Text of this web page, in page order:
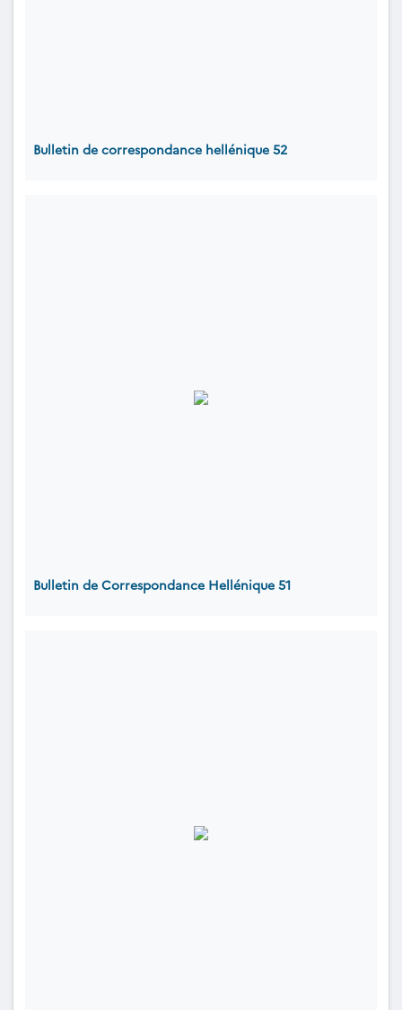
Bulletin de correspondance hellénique 52
Bulletin de Correspondance Hellénique 51